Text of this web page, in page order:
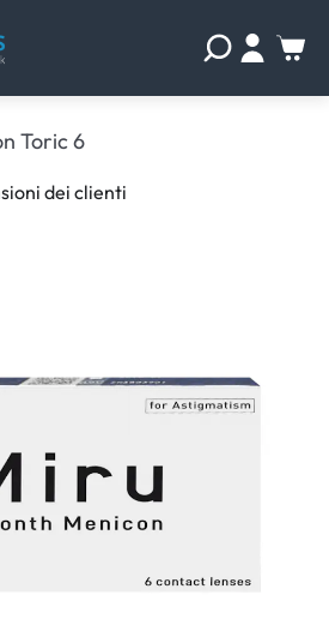
Toric 6
dei clienti